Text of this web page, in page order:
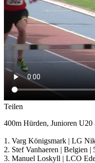
Teilen
400m Hürden, Junioren
1. Varg Königsmark | LG
2. Stef Vanhaeren | Belgien |
3. Manuel Loskyll | LCO